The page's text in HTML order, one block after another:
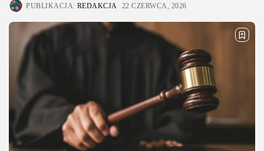
PUBLIKACJA: REDAKCJA 22 CZERWCA, 2026